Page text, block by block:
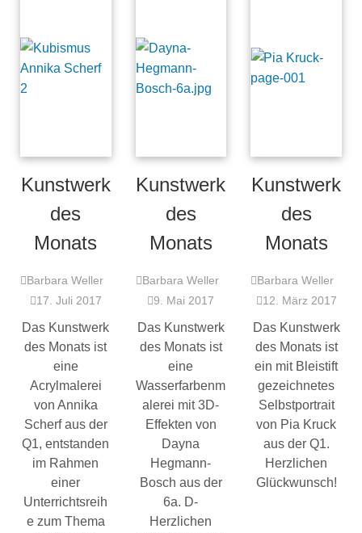
Kunstwerk
des
Monats
Barbara Weller
17. Juli 2017
Das Kunstwerk
des Monats ist
eine
Acrylmalerei
von Annika
Scherf aus der
Q1, entstanden
im Rahmen
einer
Unterrichtsreih
e zum Thema
Kunstwerk
des
Monats
Barbara Weller
9. Mai 2017
Das Kunstwerk
des Monats ist
eine
Wasserfarbenm
alerei mit 3D-
Effekten von
Dayna
Hegmann-
Bosch aus der
6a. D-
Herzlichen
Kunstwerk
des
Monats
Barbara Weller
12. März 2017
Das Kunstwerk
des Monats ist
ein mit Bleistift
gezeichnetes
Selbstportrait
von Pia Kruck
aus der Q1.
Herzlichen
Glückwunsch!